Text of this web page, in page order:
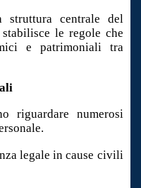
struttura centrale del
le regole che
e patrimoniali tra
riguardare numerosi
legale in cause civili